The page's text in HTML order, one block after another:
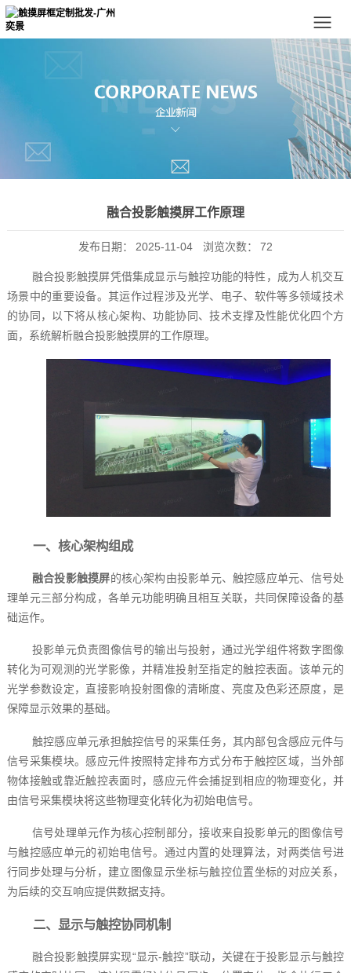
融合投影触摸屏工作原理
发布日期： 2025-11-04 浏览次数： 72
融合投影触摸屏凭借集成显示与触控功能的特性，成为人机交互
场景中的重要设备。其运作过程涉及光学、电子、软件等多领域技术
的协同，以下将从核心架构、功能协同、技术支撑及性能优化四个方
面，系统解析融合投影触摸屏的工作原理。
一、核心架构组成
融合投影触摸屏的核心架构由投影单元、触控感应单元、信号处
理单元三部分构成，各单元功能明确且相互关联，共同保障设备的基
础运作。
投影单元负责图像信号的输出与投射，通过光学组件将数字图像
转化为可观测的光学影像，并精准投射至指定的触控表面。该单元的
光学参数设定，直接影响投射图像的清晰度、亮度及色彩还原度，是
保障显示效果的基础。
触控感应单元承担触控信号的采集任务，其内部包含感应元件与
信号采集模块。感应元件按照特定排布方式分布于触控区域，当外部
物体接触或靠近触控表面时，感应元件会捕捉到相应的物理变化，并
由信号采集模块将这些物理变化转化为初始电信号。
信号处理单元作为核心控制部分，接收来自投影单元的图像信号
与触控感应单元的初始电信号。通过内置的处理算法，对两类信号进
行同步处理与分析，建立图像显示坐标与触控位置坐标的对应关系，
为后续的交互响应提供数据支持。
二、显示与触控协同机制
融合投影触摸屏实现“显示-触控”联动，关键在于投影显示与触控